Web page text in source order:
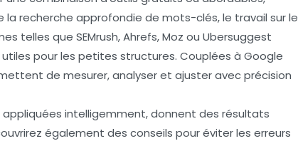
recherche approfondie de mots-clés, le travail sur le
telles que SEMrush, Ahrefs, Moz ou Ubersuggest
pour les petites structures. Couplées à Google
de mesurer, analyser et ajuster avec précision
intelligemment, donnent des résultats
également des conseils pour éviter les erreurs